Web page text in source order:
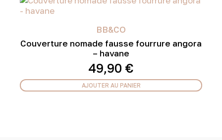
Les
options
choisies
sur
BB&CO
Couverture nomade fausse fourrure angora
– havane
49,90 €
AJOUTER AU PANIER